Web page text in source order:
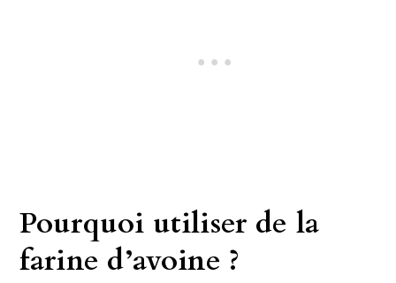
Pourquoi utiliser de la
farine d’avoine ?